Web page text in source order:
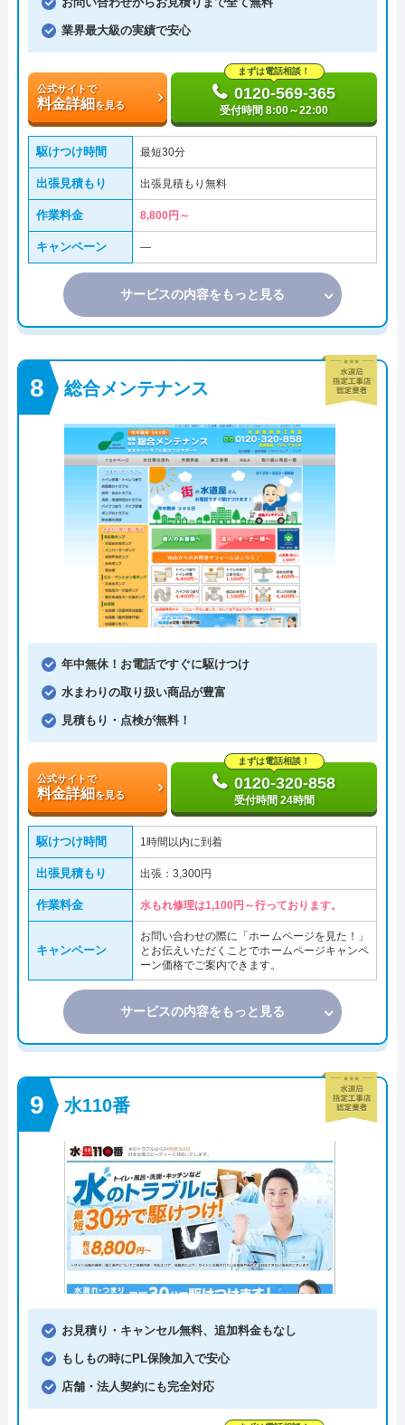
業界最大級の実績で安心
公式サイトで
料金詳細を見る
まずは電話相談！
0120-569-365
受付時間 8:00～22:00
駆けつけ時間 最短30分
出張見積もり 出張見積もり無料
作業料金 8,800円～
キャンペーン ―
サービスの内容をもっと見る
総合メンテナンス
年中無休！お電話ですぐに駆けつけ
水まわりの取り扱い商品が豊富
見積もり・点検が無料！
公式サイトで
料金詳細を見る
まずは電話相談！
0120-320-858
受付時間 24時間
駆けつけ時間 1時間以内に到着
出張見積もり 出張：3,300円
作業料金 水もれ修理は1,100円～行っております。
キャンペーン
お問い合わせの際に「ホームページを見た！」
とお伝えいただくことでホームページキャンペ
ーン価格でご案内できます。
サービスの内容をもっと見る
水110番
お見積り・キャンセル無料、追加料金もなし
もしもの時にPL保険加入で安心
店舗・法人契約にも完全対応